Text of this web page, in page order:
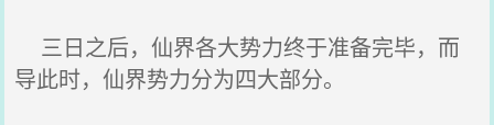
三日之后，仙界各大势力终于准备完毕，而
导此时，仙界势力分为四大部分。